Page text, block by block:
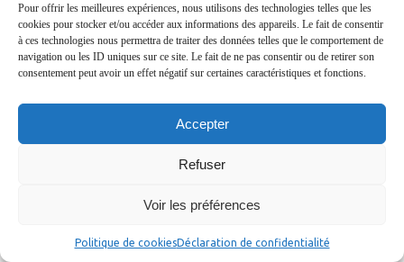
Pour offrir les meilleures expériences, nous utilisons des technologies telles que les
cookies pour stocker et/ou accéder aux informations des appareils. Le fait de consentir
à ces technologies nous permettra de traiter des données telles que le comportement de
navigation ou les ID uniques sur ce site. Le fait de ne pas consentir ou de retirer son
consentement peut avoir un effet négatif sur certaines caractéristiques et fonctions.
Accepter
Refuser
Voir les préférences
Politique de cookiesDéclaration de confidentialité
Découvrir la ville